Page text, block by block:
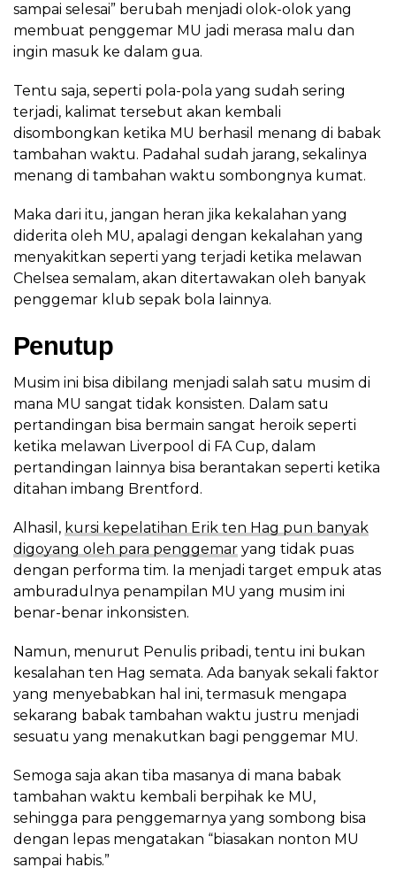
sampai selesai” berubah menjadi olok-olok yang
membuat penggemar MU jadi merasa malu dan
ingin masuk ke dalam gua.
Tentu saja, seperti pola-pola yang sudah sering
terjadi, kalimat tersebut akan kembali
disombongkan ketika MU berhasil menang di babak
tambahan waktu. Padahal sudah jarang, sekalinya
menang di tambahan waktu sombongnya kumat.
Maka dari itu, jangan heran jika kekalahan yang
diderita oleh MU, apalagi dengan kekalahan yang
menyakitkan seperti yang terjadi ketika melawan
Chelsea semalam, akan ditertawakan oleh banyak
penggemar klub sepak bola lainnya.
Penutup
Musim ini bisa dibilang menjadi salah satu musim di
mana MU sangat tidak konsisten. Dalam satu
pertandingan bisa bermain sangat heroik seperti
ketika melawan Liverpool di FA Cup, dalam
pertandingan lainnya bisa berantakan seperti ketika
ditahan imbang Brentford.
Alhasil, kursi kepelatihan Erik ten Hag pun banyak
digoyang oleh para penggemar yang tidak puas
dengan performa tim. Ia menjadi target empuk atas
amburadulnya penampilan MU yang musim ini
benar-benar inkonsisten.
Namun, menurut Penulis pribadi, tentu ini bukan
kesalahan ten Hag semata. Ada banyak sekali faktor
yang menyebabkan hal ini, termasuk mengapa
sekarang babak tambahan waktu justru menjadi
sesuatu yang menakutkan bagi penggemar MU.
Semoga saja akan tiba masanya di mana babak
tambahan waktu kembali berpihak ke MU,
sehingga para penggemarnya yang sombong bisa
dengan lepas mengatakan “biasakan nonton MU
sampai habis.”